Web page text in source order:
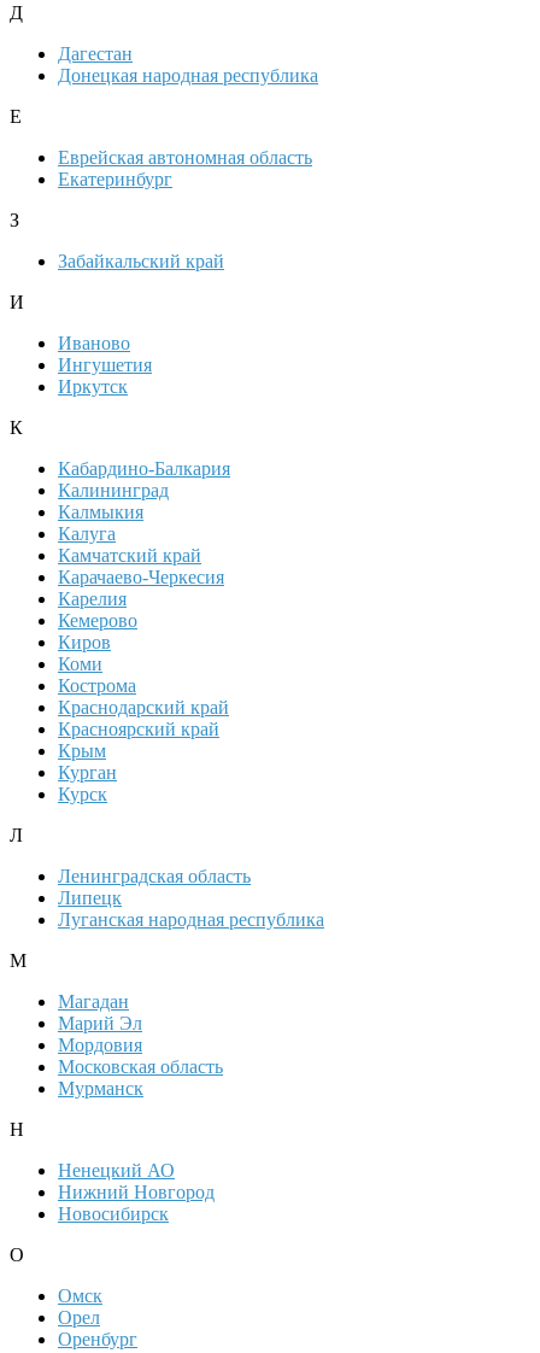
Д
Дагестан
Донецкая народная республика
Е
Еврейская автономная область
Екатеринбург
З
Забайкальский край
И
Иваново
Ингушетия
Иркутск
К
Кабардино-Балкария
Калининград
Калмыкия
Калуга
Камчатский край
Карачаево-Черкесия
Карелия
Кемерово
Киров
Коми
Кострома
Краснодарский край
Красноярский край
Крым
Курган
Курск
Л
Ленинградская область
Липецк
Луганская народная республика
М
Магадан
Марий Эл
Мордовия
Московская область
Мурманск
Н
Ненецкий АО
Нижний Новгород
Новосибирск
О
Омск
Орел
Оренбург